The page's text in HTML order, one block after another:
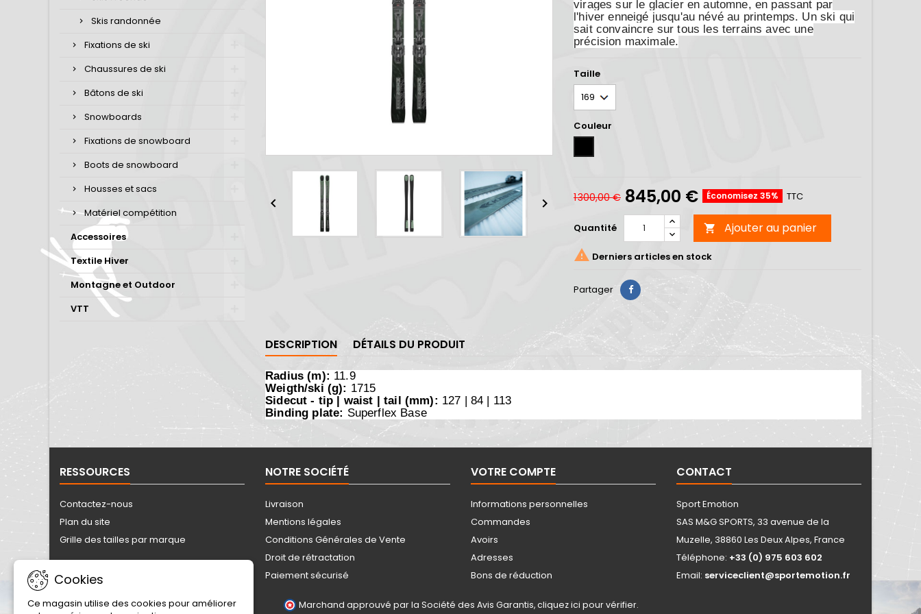
Skis randonnée
Fixations de ski
Chaussures de ski
Bâtons de ski
Snowboards
Fixations de snowboard
Boots de snowboard
Housses et sacs
Matériel compétition
Accessoires
Textile Hiver
Montagne et Outdoor
VTT
 
virages sur le glacier en automne, en passant par
l'hiver enneigé jusqu'au névé au printemps. Un ski qui
sait convaincre sur tous les terrains avec une
précision maximale.
Taille
Couleur
1 300,00 € 845,00 € Économisez 35% TTC
Quantité  Ajouter au panier
 Derniers articles en stock
Partager
DESCRIPTION DÉTAILS DU PRODUIT
Radius (m): 11.9
Weigth/ski (g): 1715
Sidecut - tip | waist | tail (mm): 127 | 84 | 113
Binding plate: Superflex Base
RESSOURCES
Contactez-nous
Plan du site
Grille des tailles par marque
NOTRE SOCIÉTÉ
Livraison
Mentions légales
Conditions Générales de Vente
Droit de rétractation
Paiement sécurisé
VOTRE COMPTE
Informations personnelles
Commandes
Avoirs
Adresses
Bons de réduction
CONTACT
Sport Emotion
SAS M&G SPORTS, 33 avenue de la
Muzelle, 38860 Les Deux Alpes, France
Téléphone: +33 (0) 975 603 602
Email: serviceclient@sportemotion.fr
Cookies
Ce magasin utilise des cookies pour améliorer
Marchand approuvé par la Société des Avis Garantis,cliquez ici pour vérifier.